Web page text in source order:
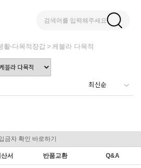
검색어를 입력해주세요
활-다목적장갑 케블라 다목적
금자 확인 바로하기
서 반품교환 Q&A